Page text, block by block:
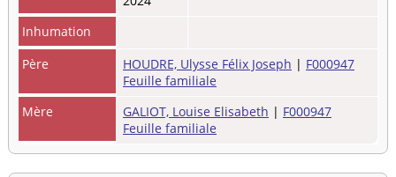
Inhumation
Père
HOUDRE, Ulysse Félix Joseph | F000947
Feuille familiale
Mère
GALIOT, Louise Elisabeth | F000947
Feuille familiale